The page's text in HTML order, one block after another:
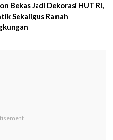
Bekas Jadi Dekorasi HUT RI,
Sekaligus Ramah